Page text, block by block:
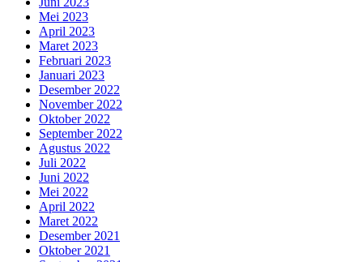
Mei 2023
April 2023
Maret 2023
Februari 2023
Januari 2023
Desember 2022
November 2022
Oktober 2022
September 2022
Agustus 2022
Juli 2022
Juni 2022
Mei 2022
April 2022
Maret 2022
Desember 2021
Oktober 2021